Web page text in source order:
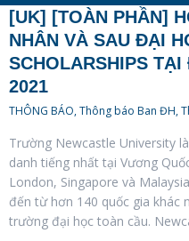
[UK] [TOÀN PHẦN]
NHÂN VÀ SAU ĐẠI
SCHOLARSHIPS
2021
THÔNG BÁO,Thông báo Ban ĐH,
Trường Newcastle University
danh tiếng nhất tại Vương
London, Singapore và
đến từ hơn 140 quốc gia khác
trường đại học toàn cầu.